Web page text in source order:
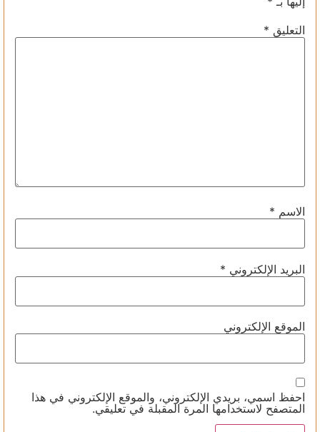
التعليق *
الاسم *
البريد الإلكتروني *
الموقع الإلكتروني
احفظ اسمي، بريدي الإلكتروني، والموقع الإلكتروني في هذا
المتصفح لاستخدامها المرة المقبلة في تعليقي.